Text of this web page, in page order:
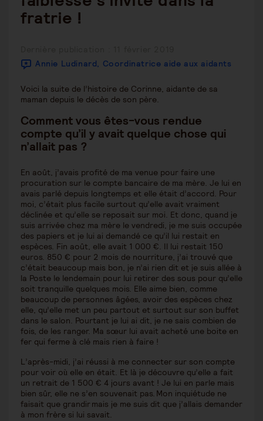
fratrie !
publiée :
Annie Ludinard, Coordinatrice aide aux aidants
Voici la suite de l’histoire de Corinne, aidante de sa
maman depuis le décès de son père.
Comment vous êtes-vous rendue
compte qu’il y avait quelque chose qui
n’allait pas ?
En août, j’avais profité de ma venue pour faire une
procuration sur le compte bancaire de ma mère. Je lui en
avais parlé depuis longtemps et elle était d’accord. Pour
moi, c’était plus facile surtout qu’elle avait vraiment
déclinée et qu’elle se reposait sur moi. Et donc, quand je
suis arrivée chez ma mère le vendredi, je me suis occupée
des papiers et je lui ai demandé ce qu’il lui restait en
espèces. Fin août, elle avait 1 000 €. Il lui restait 150
euros. 850 € pour 2 mois de nourriture, j’ai trouvé que
c’était beaucoup mais bon, je n’ai rien dit et je suis allée à
la Poste le lendemain pour lui retirer des sous pour qu’elle
soit tranquille quelques mois. Elle aime bien, comme
beaucoup de personnes âgées, avoir des espèces chez
elle, qu’elle met un peu partout et surtout sur son buffet
dans le salon. Pourtant je lui ai dit, je ne sais combien de
fois, de les ranger. Ma sœur lui avait acheté une boite en
fer qui ferme à clé mais rien à faire !
L’après-midi, j’ai réussi à me connecter sur son compte
pour voir où elle en était. Et là je découvre qu’elle a fait
un retrait de 1 500 € 4 jours avant ! Je lui en parle mais
bien sûr, elle ne s’en souvenait pas. Mon inquiétude ne
faisait que grandir mais je me suis dit que j’allais demander
à mon frère si lui savait.